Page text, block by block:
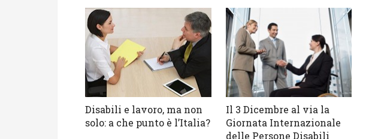
Disabili e lavoro, ma non
solo: a che punto è l’Italia?
Il 3 Dicembre al via la
Giornata Internazionale
delle Persone Disabili